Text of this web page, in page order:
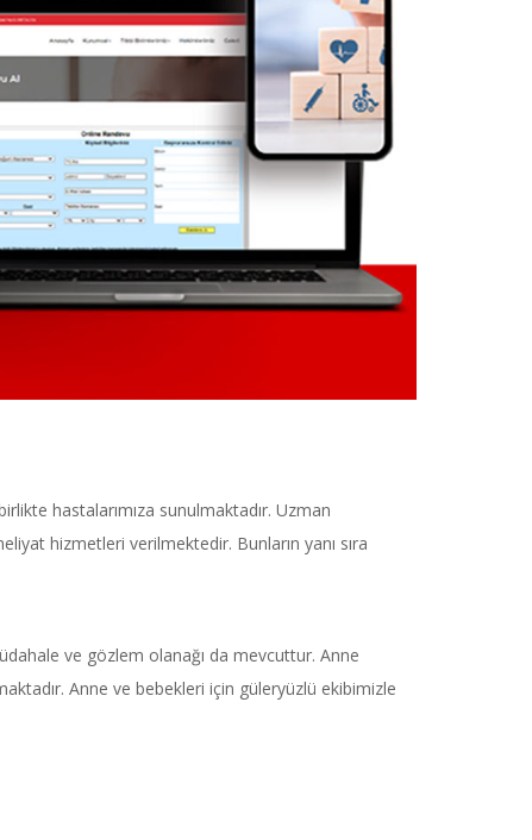
hastalarımıza sunulmaktadır. Uzman
hizmetleri verilmektedir. Bunların yanı sıra
ve gözlem olanağı da mevcuttur. Anne
Anne ve bebekleri için güleryüzlü ekibimizle